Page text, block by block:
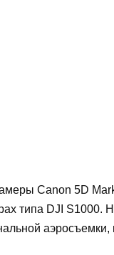
Canon 5D
типа DJI S1000.
аэросъемки,